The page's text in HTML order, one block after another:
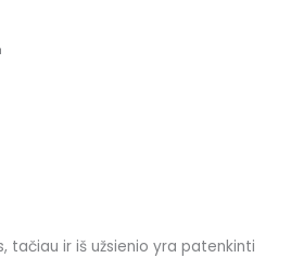
tačiau ir iš užsienio yra patenkinti